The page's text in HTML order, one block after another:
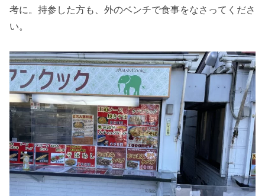
考に。持参した方も、外のベンチで食事をなさってくださ
い。